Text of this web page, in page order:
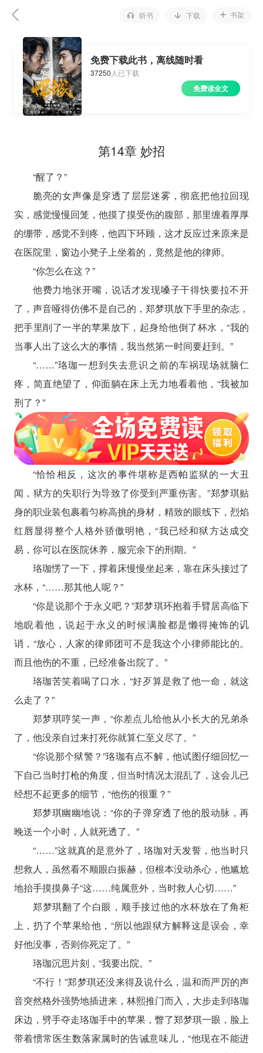
听书 下载 书架
免费下载此书，离线随时看
37250 人已下载
免费读全文
第14章 妙招
“醒了？”
脆亮的女声像是穿透了层层迷雾，彻底把他拉回现
实，感觉慢慢回笼，他摸了摸受伤的腹部，那里缠着厚厚
的绷带，感觉不到疼，他四下环顾，这才反应过来原来是
在医院里，窗边小凳子上坐着的，竟然是他的律师。
“你怎么在这？”
他费力地张开嘴，说话才发现嗓子干得快要拉不开
了，声音哑得仿佛不是自己的，郑梦琪放下手里的杂志，
把手里削了一半的苹果放下，起身给他倒了杯水，“我的
当事人出了这么大的事情，我当然第一时间要赶到。”
“……”珞珈一想到失去意识之前的车祸现场就脑仁
疼，简直绝望了，仰面躺在床上无力地看着他，“我被加
刑了？”
“恰恰相反，这次的事件堪称是西帕监狱的一大丑
闻，狱方的失职行为导致了你受到严重伤害。”郑梦琪贴
身的职业装包裹着匀称高挑的身材，精致的眼线下，烈焰
红唇显得整个人格外骄傲明艳，“我已经和狱方达成交
易，你可以在医院休养，服完余下的刑期。”
珞珈愣了一下，撑着床慢慢坐起来，靠在床头接过了
水杯，“……那其他人呢？”
“你是说那个于永义吧？”郑梦琪环抱着手臂居高临下
地睨着他，说起于永义的时候满脸都是懒得掩饰的讥
诮，“放心，人家的律师团可不是我这个小律师能比的。
而且他伤的不重，已经准备出院了。”
珞珈苦笑着喝了口水，“好歹算是救了他一命，就这
么走了？”
郑梦琪哼笑一声，“你差点儿给他从小长大的兄弟杀
了，他没亲自过来打死你就算仁至义尽了。”
“你说那个狱警？”珞珈有点不解，他试图仔细回忆一
下自己当时打枪的角度，但当时情况太混乱了，这会儿已
经想不起更多的细节，“他伤的很重？”
郑梦琪幽幽地说：“你的子弹穿透了他的股动脉，再
晚送一个小时，人就死透了。”
“……”这就真的是意外了，珞珈对天发誓，他当时只
想救人，虽然看不顺眼白振赫，但根本没动杀心，他尴尬
地抬手摸摸鼻子“这……纯属意外，当时救人心切……”
郑梦琪翻了个白眼，顺手接过他的水杯放在了角柜
上，扔了个苹果给他，“所以他跟狱方解释这是误会，幸
好他没事，否则你死定了。”
珞珈沉思片刻，“我要出院。”
“不行！”郑梦琪还没来得及说什么，温和而严厉的声
音突然格外强势地插进来，林熙推门而入，大步走到珞珈
床边，劈手夺走珞珈手中的苹果，瞥了郑梦琪一眼，脸上
带着惯常医生数落家属时的告诫意味儿，“他现在不能进